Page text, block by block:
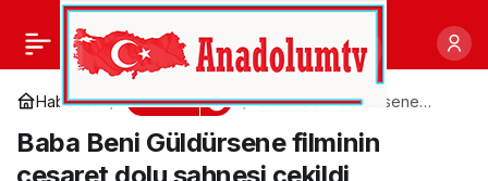
Haberler Kültür
Baba Beni Güldürsene
çekildi
Baba Beni Güldürsene filminin
İnegöl Belediyesi Şehir
Tiyatrosu Yaz
Turnesinde
Paylaş